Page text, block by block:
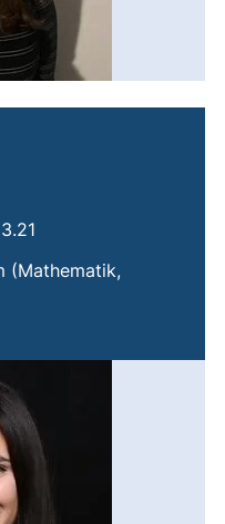
(Mathematik,